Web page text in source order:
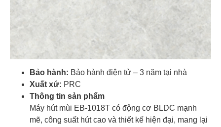
Bảo hành: Bảo hành điện tử – 3 năm tại nhà
Xuất xứ: PRC
Thông tin sản phẩm
Máy hút mùi EB-1018T có động cơ BLDC mạnh
mẽ, công suất hút cao và thiết kế hiện đại, mang lại